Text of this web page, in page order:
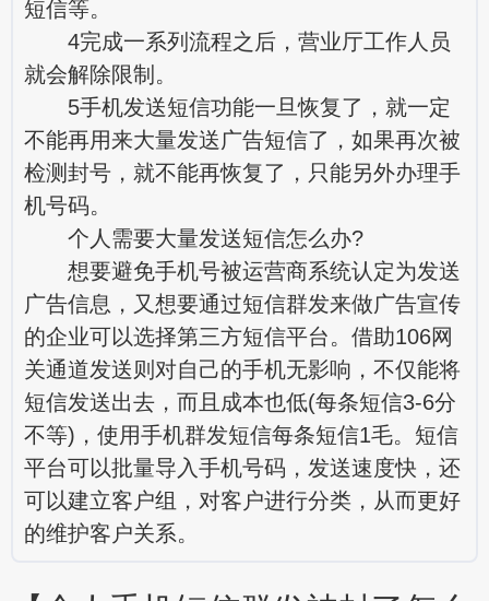
短信等。
4完成一系列流程之后，营业厅工作人员
就会解除限制。
5手机发送短信功能一旦恢复了，就一定
不能再用来大量发送广告短信了，如果再次被
检测封号，就不能再恢复了，只能另外办理手
机号码。
个人需要大量发送短信怎么办?
想要避免手机号被运营商系统认定为发送
广告信息，又想要通过短信群发来做广告宣传
的企业可以选择第三方短信平台。借助106网
关通道发送则对自己的手机无影响，不仅能将
短信发送出去，而且成本也低(每条短信3-6分
不等)，使用手机群发短信每条短信1毛。短信
平台可以批量导入手机号码，发送速度快，还
可以建立客户组，对客户进行分类，从而更好
的维护客户关系。